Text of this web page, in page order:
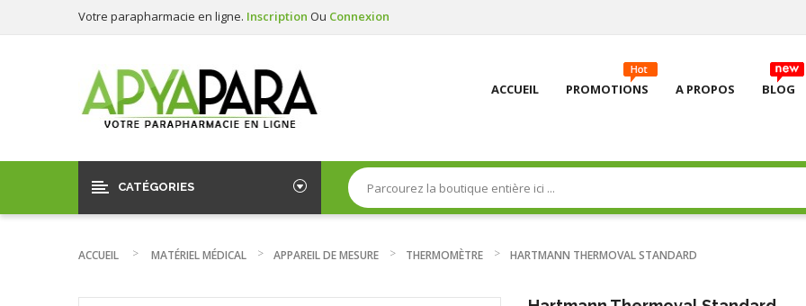
Votre parapharmacie en ligne. Inscription Ou Connexion
ACCUEIL PROMOTIONS A PROPOS BLOG
CATÉGORIES
ACCUEIL MATÉRIEL MÉDICAL APPAREIL DE MESURE THERMOMÈTRE HARTMANN THERMOVAL STANDARD